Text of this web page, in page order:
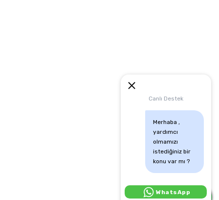
Canlı Destek
Merhaba ,
yardımcı
olmamızı
istediğiniz bir
konu var mı ?
Canlı Destek İçin Tıkla:
WhatsApp